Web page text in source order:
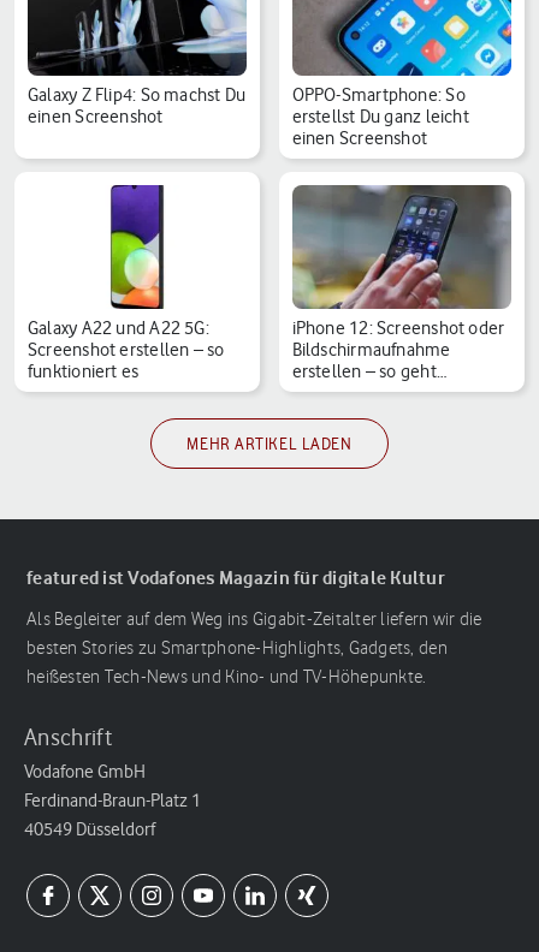
Galaxy Z Flip4: So machst Du
einen Screenshot
OPPO-Smartphone: So
erstellst Du ganz leicht
einen Screenshot
Galaxy A22 und A22 5G:
Screenshot erstellen – so
funktioniert es
iPhone 12: Screenshot oder
Bildschirmaufnahme
erstellen – so geht…
MEHR ARTIKEL LADEN
featured ist Vodafones Magazin für digitale Kultur
Als Begleiter auf dem Weg ins Gigabit-Zeitalter liefern wir die
besten Stories zu Smartphone-Highlights, Gadgets, den
heißesten Tech-News und Kino- und TV-Höhepunkte.
Anschrift
Vodafone GmbH
Ferdinand-Braun-Platz 1
40549 Düsseldorf